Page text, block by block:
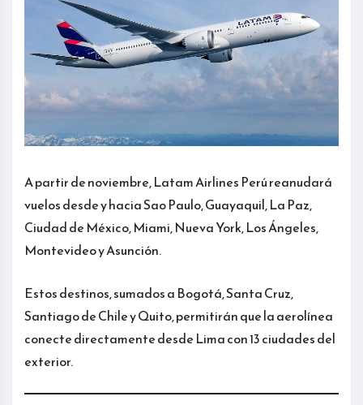
A partir de noviembre, Latam Airlines Perú reanudará
vuelos desde y hacia Sao Paulo, Guayaquil, La Paz,
Ciudad de México, Miami, Nueva York, Los Ángeles,
Montevideo y Asunción.
Estos destinos, sumados a Bogotá, Santa Cruz,
Santiago de Chile y Quito, permitirán que la aerolínea
conecte directamente desde Lima con 13 ciudades del
exterior.